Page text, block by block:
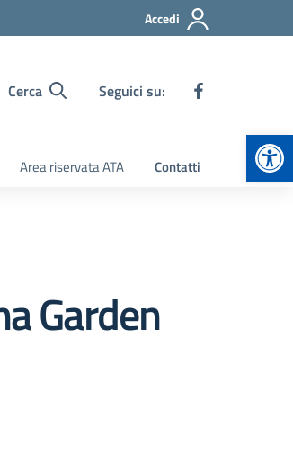
Accedi
Cerca Seguici su:
Area riservata ATA Contatti
Garden